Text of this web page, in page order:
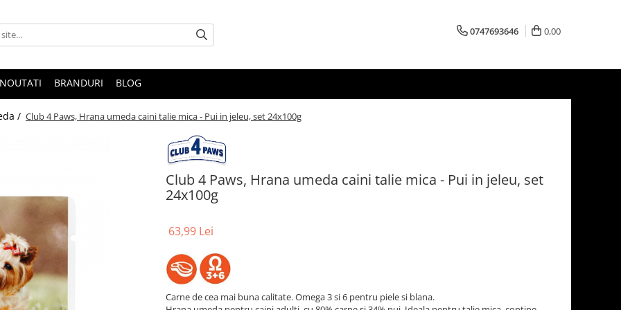
0747693646 0,00
NOUTATI BRANDURI BLOG
/ Club 4 Paws, Hrana umeda caini talie mica - Pui in jeleu, set 24x100g
Club 4 Paws, Hrana umeda caini talie mica - Pui in jeleu, set
24x100g
63,99 Lei
Carne de cea mai buna calitate. Omega 3 si 6 pentru piele si blana.